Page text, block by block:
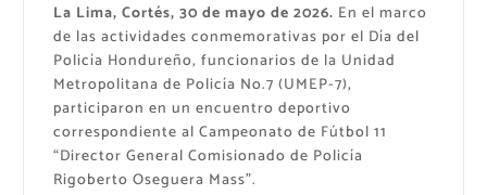
La Lima, Cortés, 30 de mayo de 2026. En el marco
de las actividades conmemorativas por el Día del
Policía Hondureño, funcionarios de la Unidad
Metropolitana de Policía No.7 (UMEP-7),
participaron en un encuentro deportivo
correspondiente al Campeonato de Fútbol 11
“Director General Comisionado de Policía
Rigoberto Oseguera Mass”.